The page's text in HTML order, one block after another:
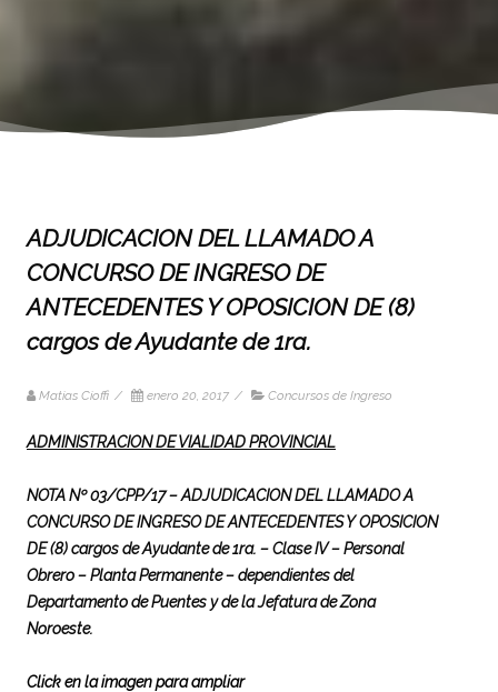
ADJUDICACION DEL LLAMADO A
CONCURSO DE INGRESO DE
ANTECEDENTES Y OPOSICION DE (8)
cargos de Ayudante de 1ra.
Matias Cioffi / enero 20, 2017 / Concursos de Ingreso
ADMINISTRACION DE VIALIDAD PROVINCIAL
NOTA Nº 03/CPP/17 – ADJUDICACION DEL LLAMADO A
CONCURSO DE INGRESO DE ANTECEDENTES Y OPOSICION
DE(8) cargos de Ayudante de 1ra. – Clase IV – Personal
Obrero – Planta Permanente – dependientes del
Departamento de Puentes y de la Jefatura de Zona
Noroeste.
Click en la imagen para ampliar